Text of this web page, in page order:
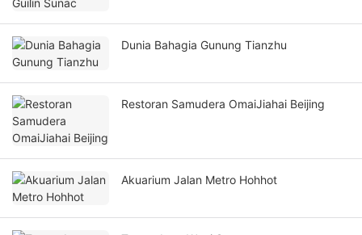
Dunia Bahagia Gunung Tianzhu
Restoran Samudera OmaiJiahai Beijing
Akuarium Jalan Metro Hohhot